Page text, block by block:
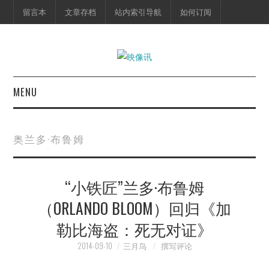
留言本 文章存档 站内索引导航 如何订阅
MENU
映像快讯
海报剧照
奥兰多·布鲁姆
“小铁匠”兰多·布鲁姆
（ORLANDO BLOOM）回归《加
勒比海盗：死无对证》
2014-09-10 三月鸟 撰写评论